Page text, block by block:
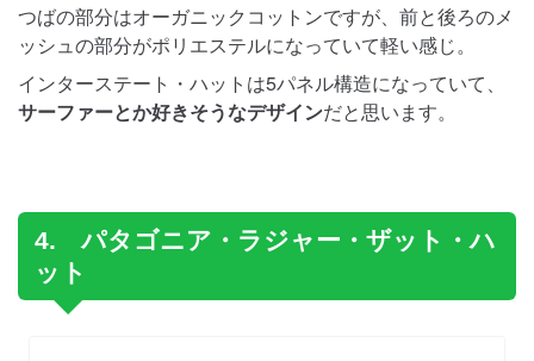
つばの部分はオーガニックコットンですが、前と後ろのメ
ッシュの部分がポリエステルになっていて軽い感じ。
インターステート・ハットは5パネル構造になっていて、
サーファーとか好きそうなデザインだと思います。
4. パタゴニア・ラジャー・ザット・ハ
ット